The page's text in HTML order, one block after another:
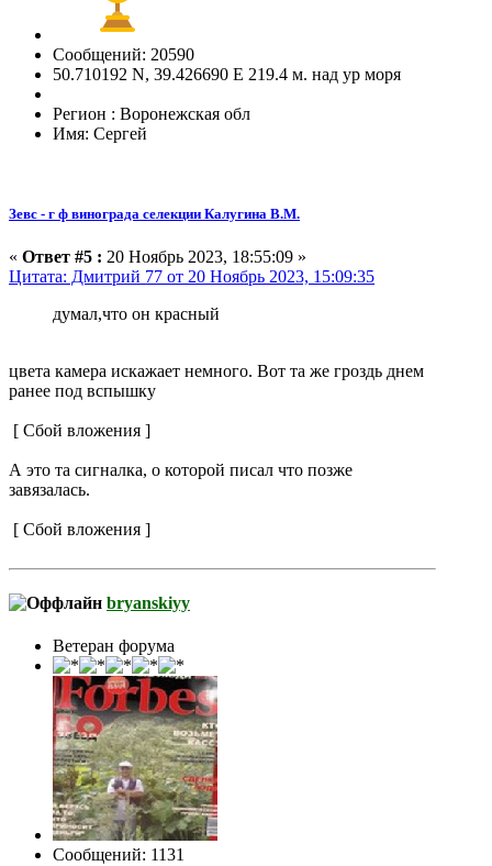
Сообщений: 20590
50.710192 N, 39.426690 E 219.4 м. над ур моря
Регион : Воронежская обл
Имя: Сергей
Зевс - г ф винограда селекции Калугина В.М.
« Ответ #5 : 20 Ноябрь 2023, 18:55:09 »
Цитата: Дмитрий 77 от 20 Ноябрь 2023, 15:09:35
думал,что он красный
цвета камера искажает немного. Вот та же гроздь днем
ранее под вспышку
[ Сбой вложения ]
А это та сигналка, о которой писал что позже
завязалась.
[ Сбой вложения ]
bryanskiyy
Ветеран форума
Сообщений: 1131